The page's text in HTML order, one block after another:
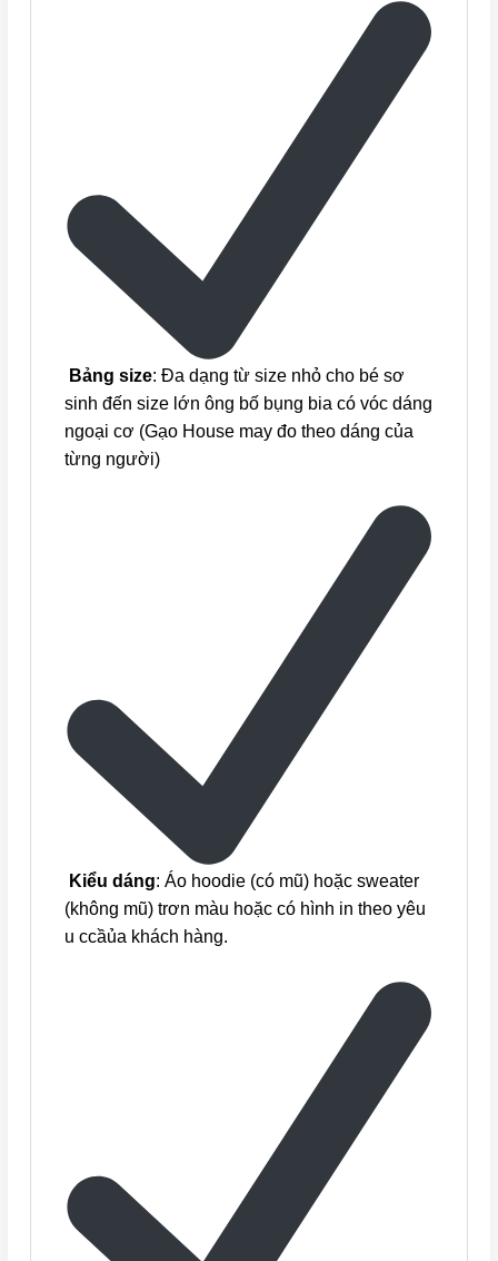
Bảng size: Đa dạng từ size nhỏ cho bé sơ
sinh đến size lớn ông bố bụng bia có vóc dáng
ngoại cơ (Gạo House may đo theo dáng của
từng người)
Kiểu dáng: Áo hoodie (có mũ) hoặc sweater
(không mũ) trơn màu hoặc có hình in theo yêu
u ccầủa khách hàng.